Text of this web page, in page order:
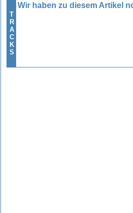
T
R
A
C
K
S
Wir haben zu diesem Artikel